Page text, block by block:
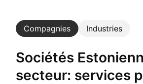
Compagnies Industries
Sociétés Estoniennes engagées dans un
secteur: services